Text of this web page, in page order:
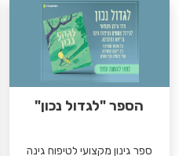
הספר "לגדול נכון"
ספר גינון מקצועי לטיפוח גינה